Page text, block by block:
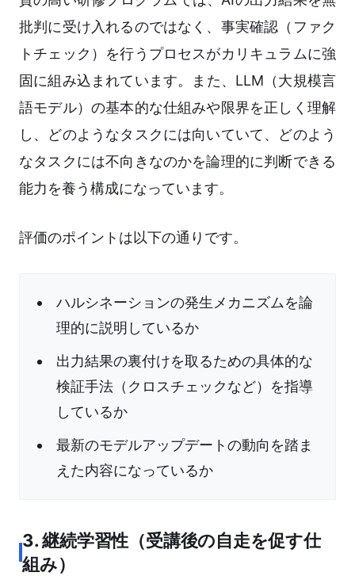
批判に受け入れるのではなく、事実確認（ファク
トチェック）を行うプロセスがカリキュラムに強
固に組み込まれています。また、LLM（大規模言
語モデル）の基本的な仕組みや限界を正しく理解
し、どのようなタスクには向いていて、どのよう
なタスクには不向きなのかを論理的に判断できる
能力を養う構成になっています。
評価のポイントは以下の通りです。
ハルシネーションの発生メカニズムを論
理的に説明しているか
出力結果の裏付けを取るための具体的な
検証手法（クロスチェックなど）を指導
しているか
最新のモデルアップデートの動向を踏ま
えた内容になっているか
3. 継続学習性（受講後の自走を促す仕
組み）